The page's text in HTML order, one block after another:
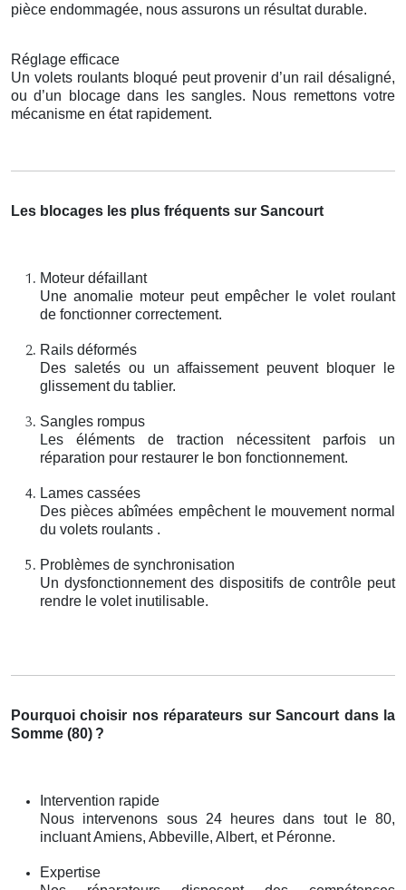
pièce endommagée, nous assurons un résultat durable.
Réglage efficace
Un volets roulants bloqué peut provenir d’un rail désaligné,
ou d’un blocage dans les sangles. Nous remettons votre
mécanisme en état rapidement.
Les blocages les plus fréquents sur Sancourt
Moteur défaillant
Une anomalie moteur peut empêcher le volet roulant
de fonctionner correctement.
Rails déformés
Des saletés ou un affaissement peuvent bloquer le
glissement du tablier.
Sangles rompus
Les éléments de traction nécessitent parfois un
réparation pour restaurer le bon fonctionnement.
Lames cassées
Des pièces abîmées empêchent le mouvement normal
du volets roulants .
Problèmes de synchronisation
Un dysfonctionnement des dispositifs de contrôle peut
rendre le volet inutilisable.
Pourquoi choisir nos réparateurs sur Sancourt dans la
Somme (80) ?
Intervention rapide
Nous intervenons sous 24 heures dans tout le 80,
incluant Amiens, Abbeville, Albert, et Péronne.
Expertise